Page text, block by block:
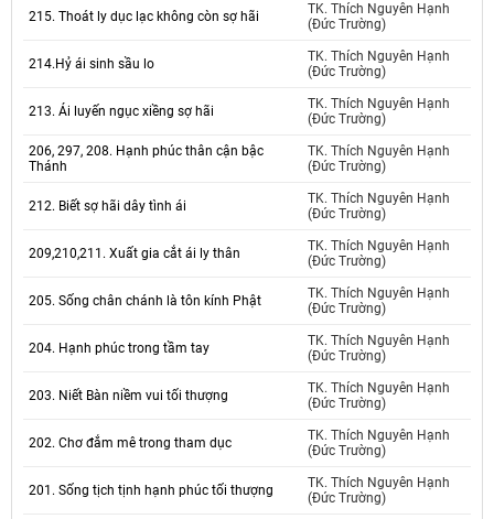
215. Thoát ly dục lạc không còn sợ hãi
TK. Thích Nguyên Hạnh
(Đức Trường)
214.Hỷ ái sinh sầu lo
TK. Thích Nguyên Hạnh
(Đức Trường)
213. Ái luyến ngục xiềng sợ hãi
TK. Thích Nguyên Hạnh
(Đức Trường)
206, 297, 208. Hạnh phúc thân cận bậc
Thánh
TK. Thích Nguyên Hạnh
(Đức Trường)
212. Biết sợ hãi dây tình ái
TK. Thích Nguyên Hạnh
(Đức Trường)
209,210,211. Xuất gia cắt ái ly thân
TK. Thích Nguyên Hạnh
(Đức Trường)
205. Sống chân chánh là tôn kính Phật
TK. Thích Nguyên Hạnh
(Đức Trường)
204. Hạnh phúc trong tầm tay
TK. Thích Nguyên Hạnh
(Đức Trường)
203. Niết Bàn niềm vui tối thượng
TK. Thích Nguyên Hạnh
(Đức Trường)
202. Chơ đắm mê trong tham dục
TK. Thích Nguyên Hạnh
(Đức Trường)
201. Sống tịch tịnh hạnh phúc tối thượng
TK. Thích Nguyên Hạnh
(Đức Trường)